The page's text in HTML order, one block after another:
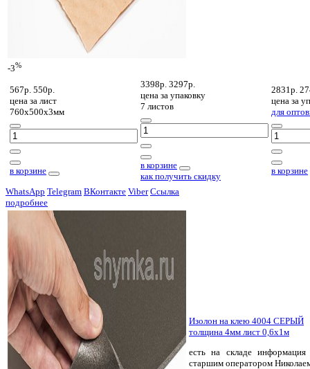
-3%
567р. 550р.
цена за лист
760х500х3мм
в корзине
3398р. 3297р.
цена за упаковку
7 листов
в корзине
как получить скидку
2831р.
цена за
для
в корзине
WhatsApp Telegram ВКонтакте Viber Ссылка
подробнее
Изолон на клею 4004 СЕРЫЙ
толщина 4мм лист 0,6х1м
есть на складе информация
старшим оператором